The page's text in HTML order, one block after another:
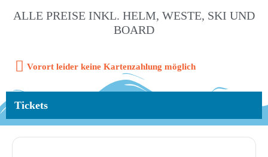
ALLE PREISE INKL. HELM, WESTE, SKI UND
BOARD
Vorort leider keine Kartenzahlung möglich
Tickets